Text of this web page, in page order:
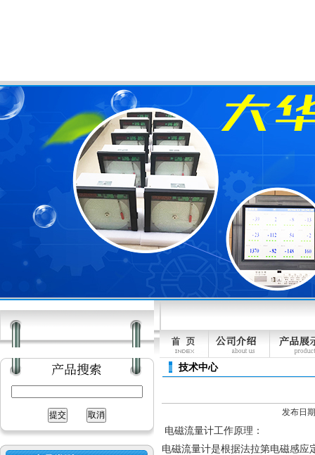
技术中心
发布日
电磁流量计工作原理：
电磁流量计是根据法拉第电磁感应